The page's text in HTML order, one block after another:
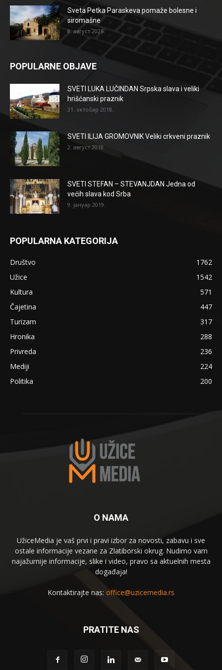
Sveta Petka Paraskeva pomaže bolesne i
siromašne
8. август 2026.
POPULARNE OBJAVE
SVETI LUKA LUČINDAN Srpska slava i veliki
hrišćanski praznik
31. октобар 2018.
SVETI ILIJA GROMOVNIK Veliki crkveni praznik
2. август 2018.
SVETI STEFAN – STEVANJDAN Jedna od
većih slava kod Srba
9. јануар 2019.
POPULARNA KATEGORIJA
Društvo
1762
Užice
1542
Kultura
571
Čajetina
447
Turizam
317
Hronika
288
Privreda
236
Mediji
224
Politika
200
O NAMA
UžiceMedia je vaš prvi i pravi izbor za novosti, zabavu i sve
ostale informacije vezane za Zlatiborski okrug. Nudimo vam
najažurnije informacije, slike i video, pravo sa aktuelnih mesta
događaja!
Kontaktirajte nas: office@uzicemedia.rs
PRATITE NAS